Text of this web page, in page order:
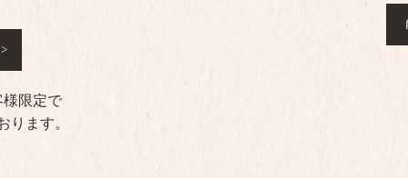
限定で
ります。